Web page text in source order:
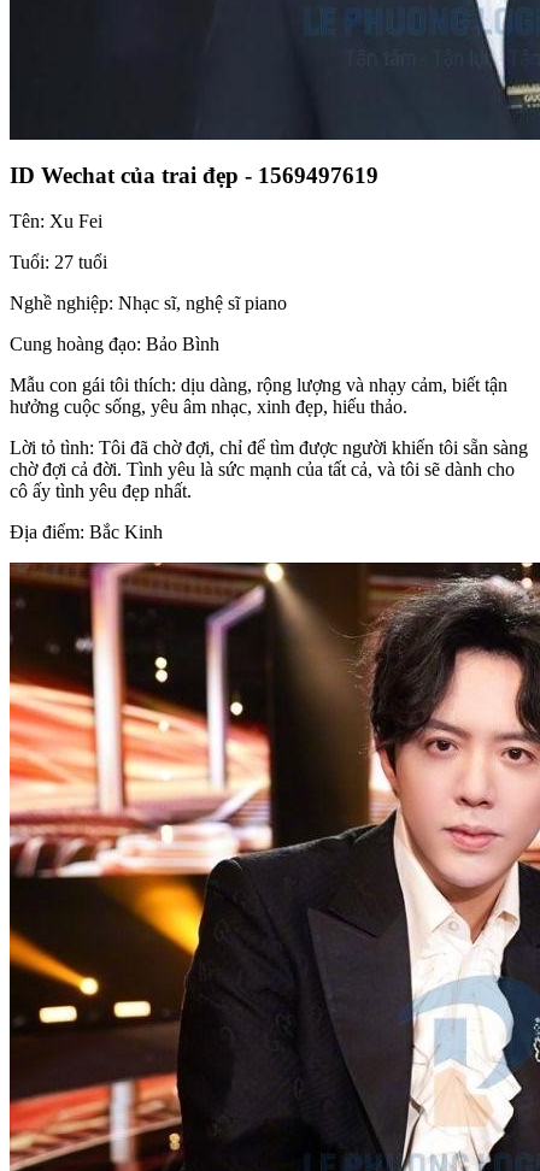
ID Wechat của trai đẹp - 1569497619
Tên: Xu Fei
Tuổi: 27 tuổi
Nghề nghiệp: Nhạc sĩ, nghệ sĩ piano
Cung hoàng đạo: Bảo Bình
Mẫu con gái tôi thích: dịu dàng, rộng lượng và nhạy cảm, biết tận
hưởng cuộc sống, yêu âm nhạc, xinh đẹp, hiếu thảo.
Lời tỏ tình: Tôi đã chờ đợi, chỉ để tìm được người khiến tôi sẵn sàng
chờ đợi cả đời. Tình yêu là sức mạnh của tất cả, và tôi sẽ dành cho
cô ấy tình yêu đẹp nhất.
Địa điểm: Bắc Kinh